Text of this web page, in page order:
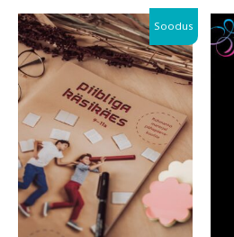
Soodus
Algne
hind
oli:
10,00 €.
Praegune
hind
on:
3,00 €.